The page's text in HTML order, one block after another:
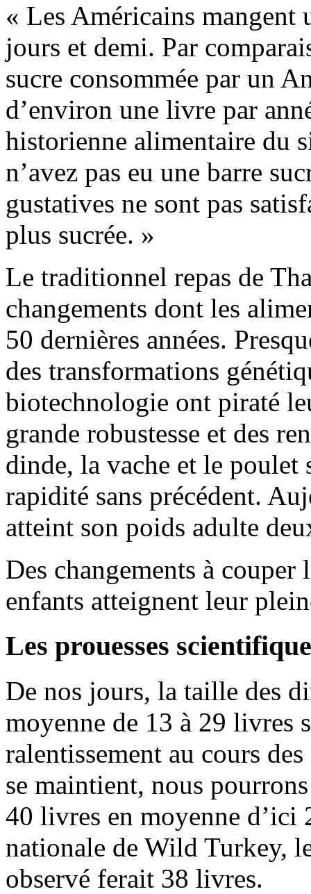
« Les Américains mangent
jours et demi. Par
sucre consommée par un
d’environ une livre par
historienne alimentaire du
n’avez pas eu une barre
gustatives ne sont pas
plus sucrée. »
Le traditionnel repas de
changements dont les
50 dernières années.
des transformations
biotechnologie ont piraté
grande robustesse et des
dinde, la vache et le poulet
rapidité sans précédent.
atteint son poids adulte
Des changements à
enfants atteignent leur
Les prouesses
De nos jours, la taille des
moyenne de 13 à 29 livres
ralentissement au cours
se maintient, nous
40 livres en moyenne d’ici
nationale de Wild Turkey,
observé ferait 38 livres.